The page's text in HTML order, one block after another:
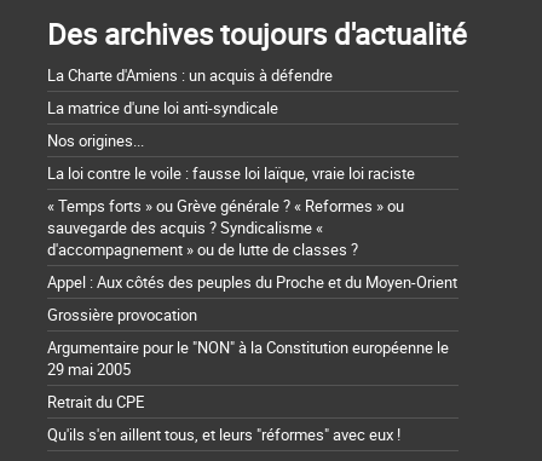
Des archives toujours d'actualité
La Charte d'Amiens : un acquis à défendre
La matrice d'une loi anti-syndicale
Nos origines...
La loi contre le voile : fausse loi laïque, vraie loi raciste
« Temps forts » ou Grève générale ? « Reformes » ou
sauvegarde des acquis ? Syndicalisme «
d'accompagnement » ou de lutte de classes ?
Appel : Aux côtés des peuples du Proche et du Moyen-Orient
Grossière provocation
Argumentaire pour le "NON" à la Constitution européenne le
29 mai 2005
Retrait du CPE
Qu'ils s'en aillent tous, et leurs "réformes" avec eux !